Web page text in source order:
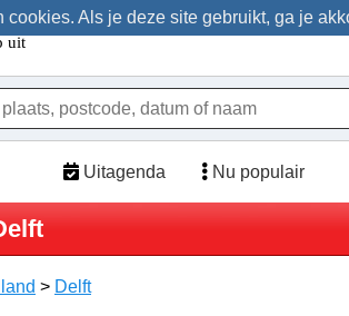
cookies. Als je deze site gebruikt, ga je
Uitagenda Nu populair
> Delft